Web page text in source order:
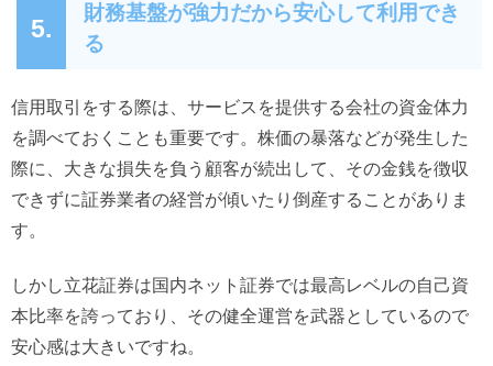
5.
財務基盤が強力だから安心して利用でき
る
信用取引をする際は、サービスを提供する会社の資金体力
を調べておくことも重要です。株価の暴落などが発生した
際に、大きな損失を負う顧客が続出して、その金銭を徴収
できずに証券業者の経営が傾いたり倒産することがありま
す。
しかし立花証券は国内ネット証券では最高レベルの自己資
本比率を誇っており、その健全運営を武器としているので
安心感は大きいですね。